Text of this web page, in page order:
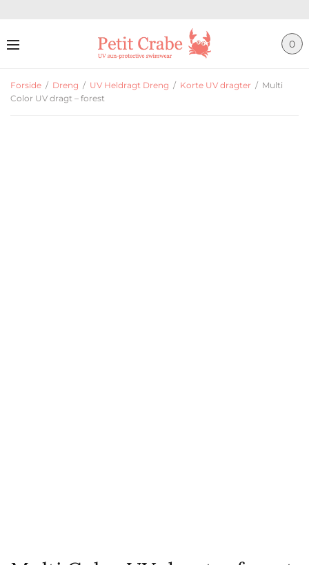
0
Forside / Dreng / UV Heldragt Dreng / Korte UV dragter / Multi
Color UV dragt – forest